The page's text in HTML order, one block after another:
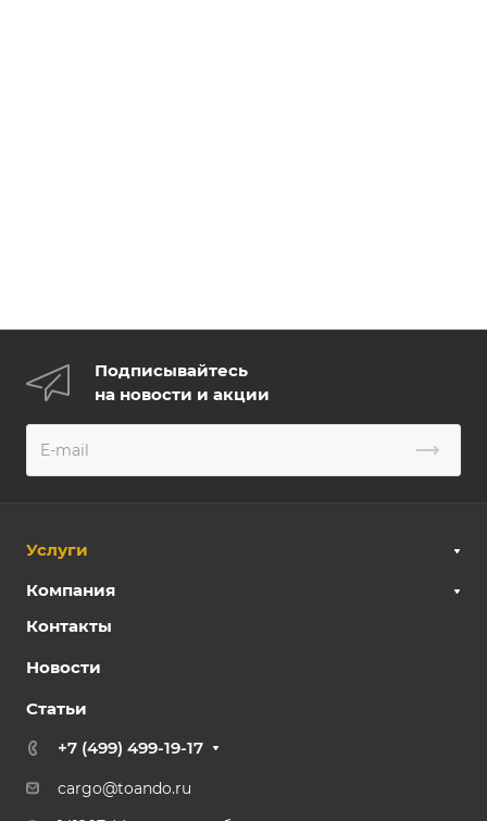
Подписывайтесь
на новости и акции
Услуги
Компания
Контакты
Новости
Статьи
+7 (499) 499-19-17
cargo@toando.ru